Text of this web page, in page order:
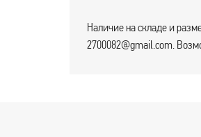
Наличие на складе и
2700082@gmail.com.